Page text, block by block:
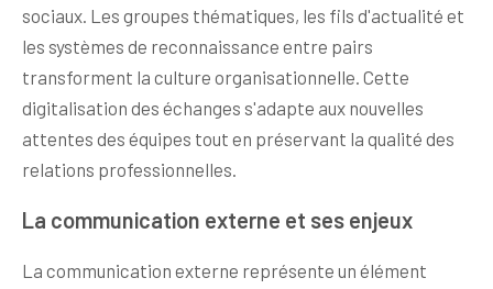
sociaux. Les groupes thématiques, les fils d'actualité et
les systèmes de reconnaissance entre pairs
transforment la culture organisationnelle. Cette
digitalisation des échanges s'adapte aux nouvelles
attentes des équipes tout en préservant la qualité des
relations professionnelles.
La communication externe et ses enjeux
La communication externe représente un élément